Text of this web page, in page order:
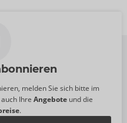
melden Sie sich bitte im
Ihre Angebote und die
.